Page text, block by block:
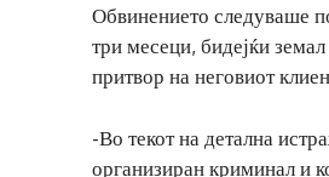
Обвинението следуваше
три месеци, бидејќи
притвор на неговиот
-Во текот на детална
организиран криминал и